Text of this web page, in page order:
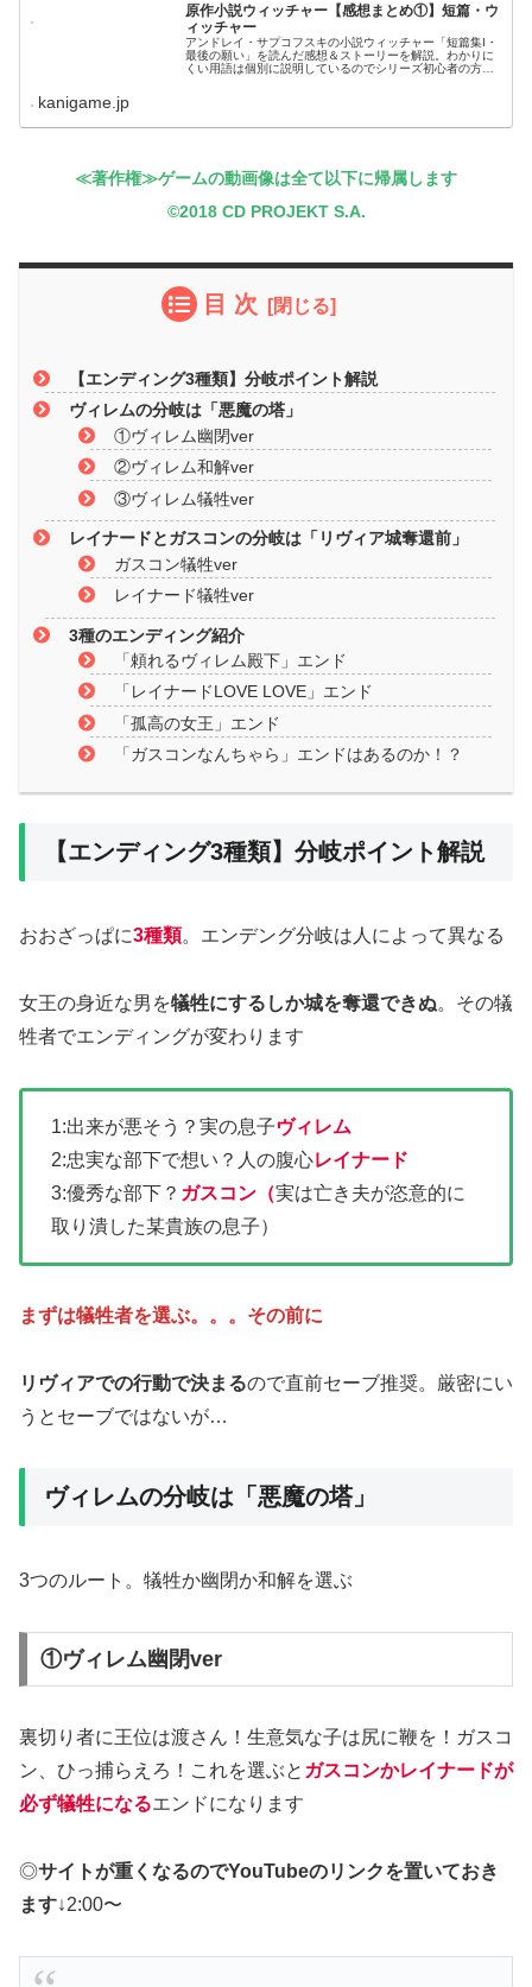
原作小説ウィッチャー【感想まとめ①】短篇・ウ
ィッチャー
アンドレイ・サプコフスキの小説ウィッチャー「短篇集I・
最後の願い」を読んだ感想＆ストーリーを解説。わかりに
くい用語は個別に説明しているのでシリーズ初心者の方で
kanigame.jp
≪著作権≫ゲームの動画像は全て以下に帰属します
©2018 CD PROJEKT S.A.
目 次
【エンディング3種類】分岐ポイント解説
ヴィレムの分岐は「悪魔の塔」
①ヴィレム幽閉ver
②ヴィレム和解ver
③ヴィレム犠牲ver
レイナードとガスコンの分岐は「リヴィア城奪還前」
ガスコン犠牲ver
レイナード犠牲ver
3種のエンディング紹介
「頼れるヴィレム殿下」エンド
「レイナードLOVE LOVE」エンド
「孤高の女王」エンド
「ガスコンなんちゃら」エンドはあるのか！？
【エンディング3種類】分岐ポイント解説
おおざっぱに3種類。エンデング分岐は人によって異なる
女王の身近な男を犠牲にするしか城を奪還できぬ。その犠
牲者でエンディングが変わります
1:出来が悪そう？実の息子ヴィレム
2:忠実な部下で想い？人の腹心レイナード
3:優秀な部下？ ガスコン（実は亡き夫が恣意的に
取り潰した某貴族の息子）
まずは犠牲者を選ぶ。。。その前に
リヴィアでの行動で決まるので直前セーブ推奨。厳密にい
うとセーブではないが…
ヴィレムの分岐は「悪魔の塔」
3つのルート。犠牲か幽閉か和解を選ぶ
①ヴィレム幽閉ver
裏切り者に王位は渡さん！生意気な子は尻に鞭を！ガスコ
ン、ひっ捕らえろ！これを選ぶと ガスコンかレイナードが
必ず犠牲になるエンドになります
◎サイトが重くなるのでYouTubeのリンクを置いておき
ます↓2:00〜